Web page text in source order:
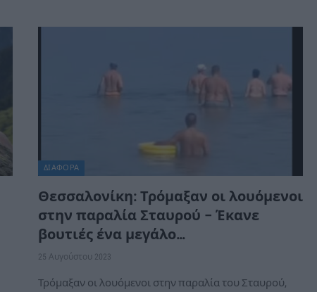
ΔΙΆΦΟΡΑ
Θεσσαλονίκη: Τρόμαξαν οι λουόμενοι
στην παραλία Σταυρού – Έκανε
βουτιές ένα μεγάλο…
25 Αυγούστου 2023
Τρόμαξαν οι λουόμενοι στην παραλία του Σταυρού,